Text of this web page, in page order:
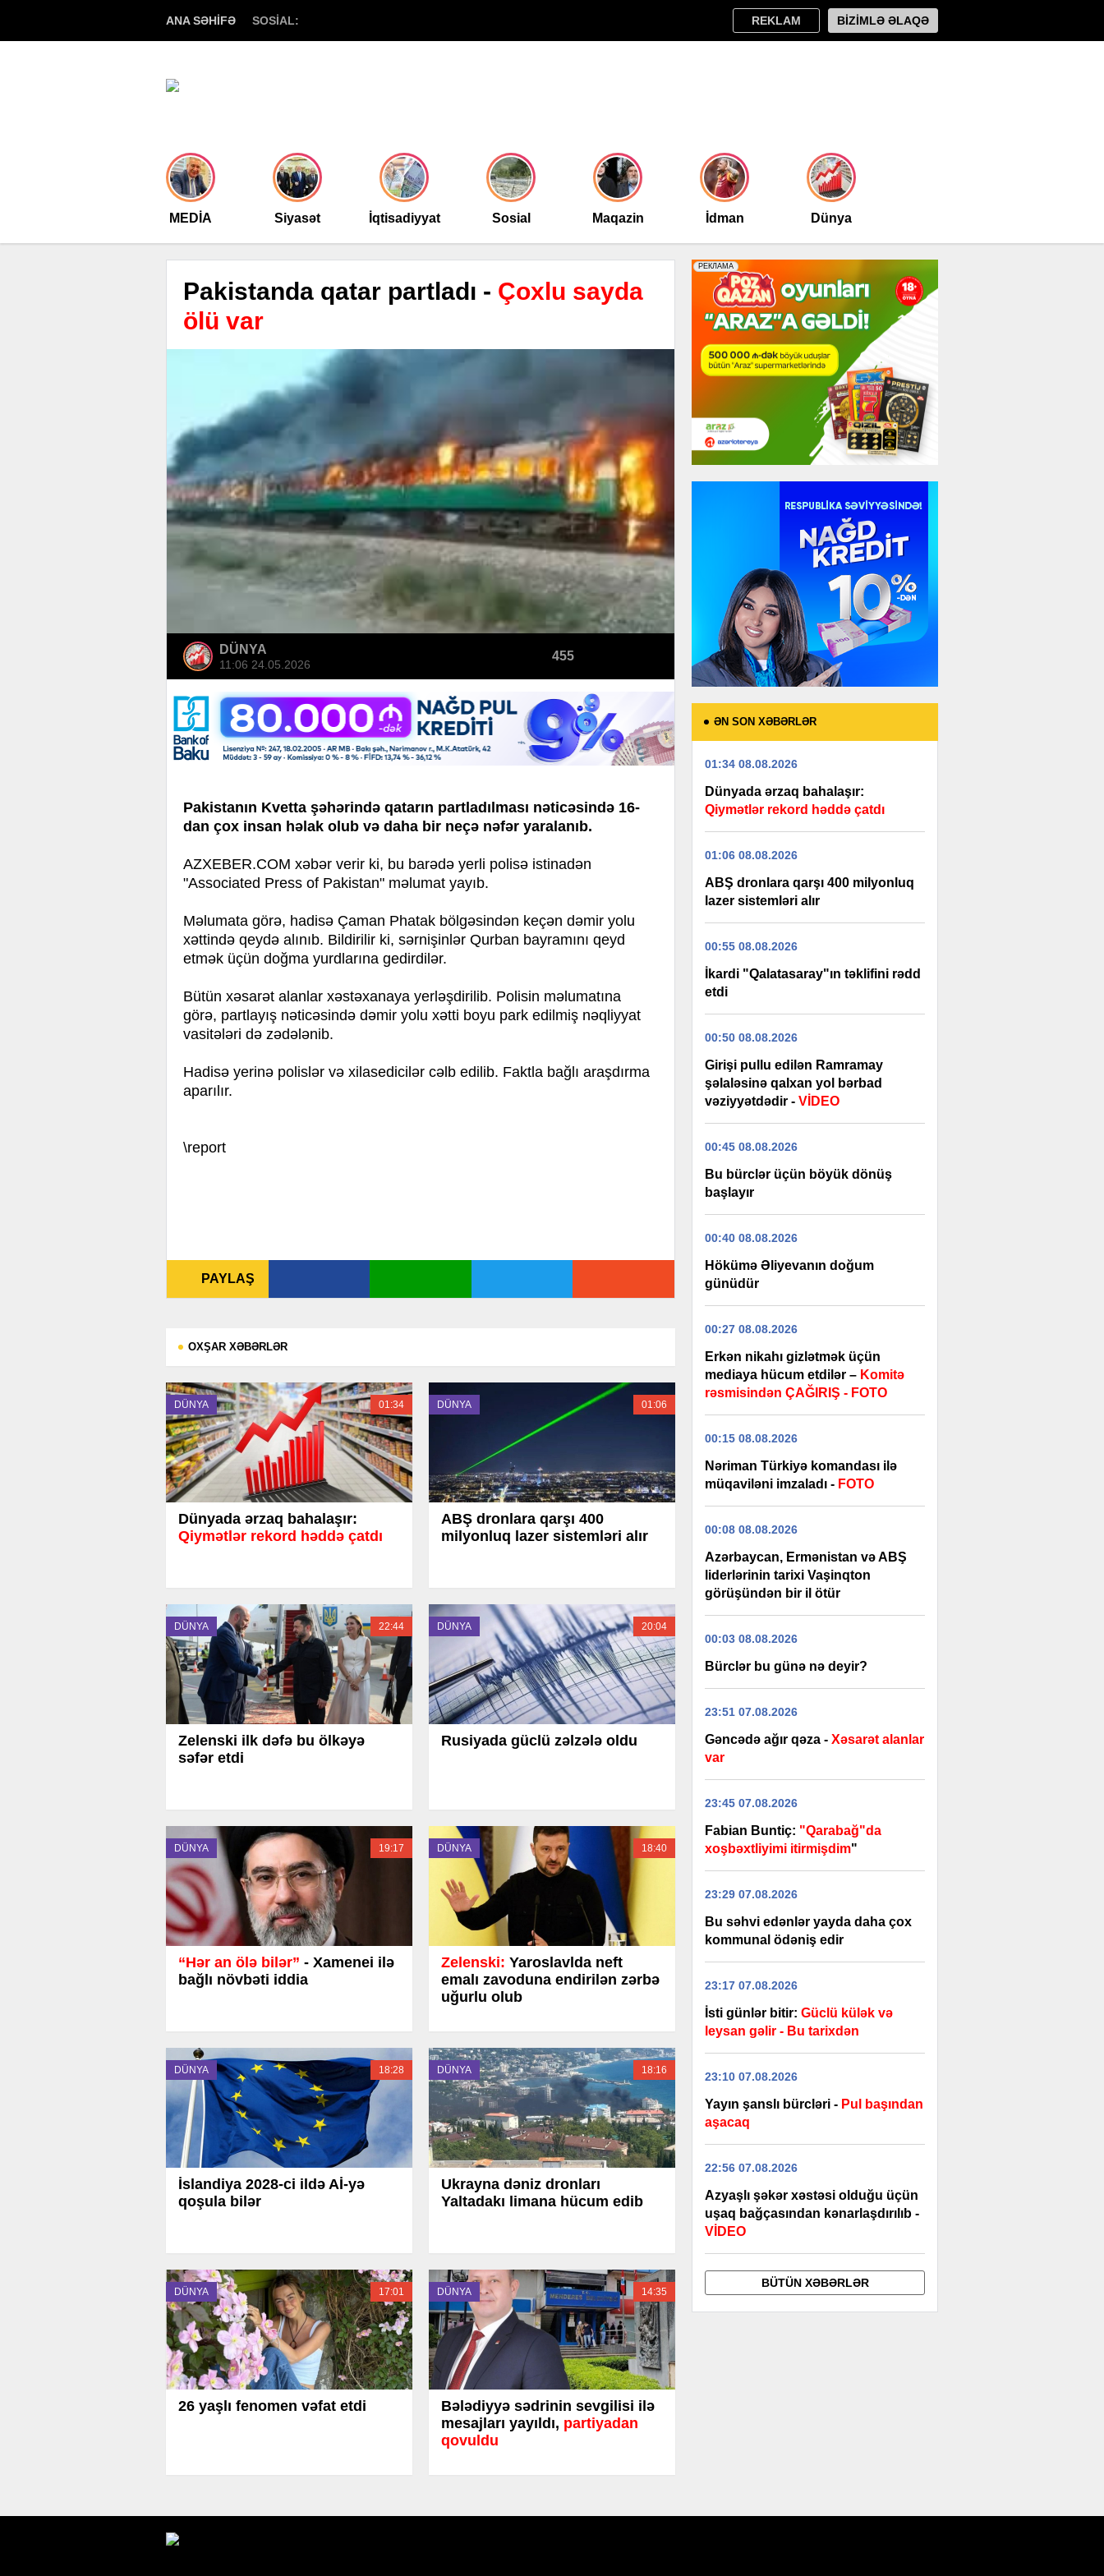
ANA SƏHİFƏ SOSİAL: REKLAM BİZİMLƏ ƏLAQƏ
MEDİA Siyasət İqtisadiyyat Sosial Maqazin İdman Dünya
Pakistanda qatar partladı - Çoxlu sayda
ölü var
DÜNYA
11:06 24.05.2026
455
Pakistanın Kvetta şəhərində qatarın partladılması nəticəsində 16-
dan çox insan həlak olub və daha bir neçə nəfər yaralanıb.
AZXEBER.COM xəbər verir ki, bu barədə yerli polisə istinadən
"Associated Press of Pakistan" məlumat yayıb.
Məlumata görə, hadisə Çaman Phatak bölgəsindən keçən dəmir yolu
xəttində qeydə alınıb. Bildirilir ki, sərnişinlər Qurban bayramını qeyd
etmək üçün doğma yurdlarına gedirdilər.
Bütün xəsarət alanlar xəstəxanaya yerləşdirilib. Polisin məlumatına
görə, partlayış nəticəsində dəmir yolu xətti boyu park edilmiş nəqliyyat
vasitələri də zədələnib.
Hadisə yerinə polislər və xilasedicilər cəlb edilib. Faktla bağlı araşdırma
aparılır.
\report
PAYLAŞ
OXŞAR XƏBƏRLƏR
DÜNYA 01:34
Dünyada ərzaq bahalaşır:
Qiymətlər rekord həddə çatdı
DÜNYA 01:06
ABŞ dronlara qarşı 400
milyonluq lazer sistemləri alır
DÜNYA 22:44
Zelenski ilk dəfə bu ölkəyə
səfər etdi
DÜNYA 20:04
Rusiyada güclü zəlzələ oldu
DÜNYA 19:17
“Hər an ölə bilər” - Xamenei ilə
bağlı növbəti iddia
DÜNYA 18:40
Zelenski: Yaroslavlda neft
emalı zavoduna endirilən zərbə
uğurlu olub
DÜNYA 18:28
İslandiya 2028-ci ildə Aİ-yə
qoşula bilər
DÜNYA 18:16
Ukrayna dəniz dronları
Yaltadakı limana hücum edib
DÜNYA 17:01
26 yaşlı fenomen vəfat etdi
DÜNYA 14:35
Bələdiyyə sədrinin sevgilisi ilə
mesajları yayıldı, partiyadan
qovuldu
ƏN SON XƏBƏRLƏR
01:34 08.08.2026
Dünyada ərzaq bahalaşır:
Qiymətlər rekord həddə çatdı
01:06 08.08.2026
ABŞ dronlara qarşı 400 milyonluq
lazer sistemləri alır
00:55 08.08.2026
İkardi "Qalatasaray"ın təklifini rədd
etdi
00:50 08.08.2026
Girişi pullu edilən Ramramay
şəlaləsinə qalxan yol bərbad
vəziyyətdədir - VİDEO
00:45 08.08.2026
Bu bürclər üçün böyük dönüş
başlayır
00:40 08.08.2026
Hökümə Əliyevanın doğum
günüdür
00:27 08.08.2026
Erkən nikahı gizlətmək üçün
mediaya hücum etdilər – Komitə
rəsmisindən ÇAĞIRIŞ - FOTO
00:15 08.08.2026
Nəriman Türkiyə komandası ilə
müqaviləni imzaladı - FOTO
00:08 08.08.2026
Azərbaycan, Ermənistan və ABŞ
liderlərinin tarixi Vaşinqton
görüşündən bir il ötür
00:03 08.08.2026
Bürclər bu günə nə deyir?
23:51 07.08.2026
Gəncədə ağır qəza - Xəsarət alanlar
var
23:45 07.08.2026
Fabian Buntiç: "Qarabağ"da
xoşbəxtliyimi itirmişdim"
23:29 07.08.2026
Bu səhvi edənlər yayda daha çox
kommunal ödəniş edir
23:17 07.08.2026
İsti günlər bitir: Güclü külək və
leysan gəlir - Bu tarixdən
23:10 07.08.2026
Yayın şanslı bürcləri - Pul başından
aşacaq
22:56 07.08.2026
Azyaşlı şəkər xəstəsi olduğu üçün
uşaq bağçasından kənarlaşdırılıb -
VİDEO
BÜTÜN XƏBƏRLƏR